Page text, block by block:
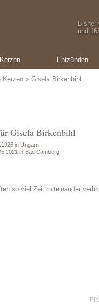
Bisher
und
Entzünden
Kerzen » Gisela Birkenbihl
Gisela Birkenbihl
in Ungarn
in Bad Camberg
so viel Zeit miteinander